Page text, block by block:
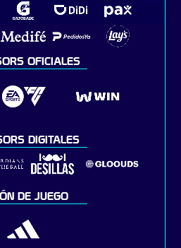
OFICIALES
DIGITALES
DE JUEGO